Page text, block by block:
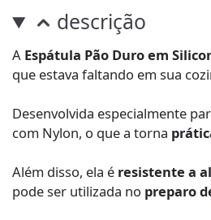
descrição
A Espátula Pão Duro em
que estava faltando em sua
Desenvolvida especialmente
com Nylon, o que a torna
Além disso, ela é resistente a
pode ser utilizada no preparo